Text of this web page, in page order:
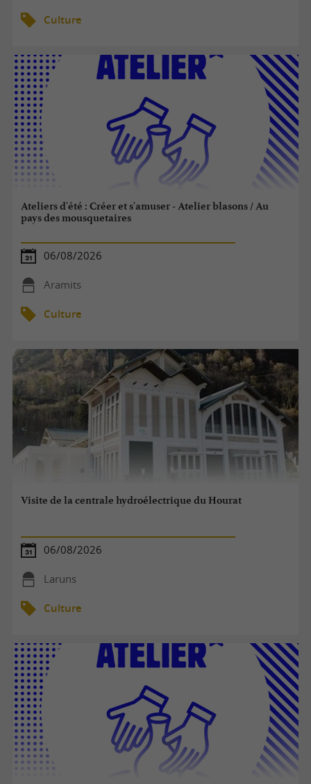
Culture
Ateliers d'été : Créer et s'amuser - Atelier blasons / Au
pays des mousquetaires
06/08/2026
Aramits
Culture
Visite de la centrale hydroélectrique du Hourat
06/08/2026
Laruns
Culture